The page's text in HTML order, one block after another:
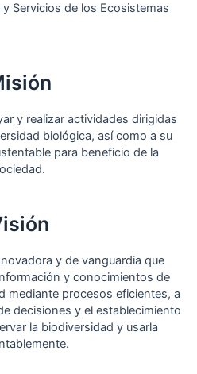
Servicios de los Ecosistemas
y realizar actividades dirigidas
biológica, así como a su
para beneficio de la
y de vanguardia que
y conocimientos de
mediante procesos eficientes, a
decisiones y el establecimiento
la biodiversidad y usarla